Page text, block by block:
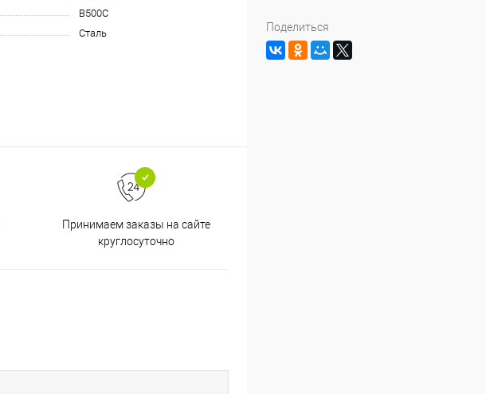
B500С
Сталь
Принимаем заказы на сайте
круглосуточно
Поделиться